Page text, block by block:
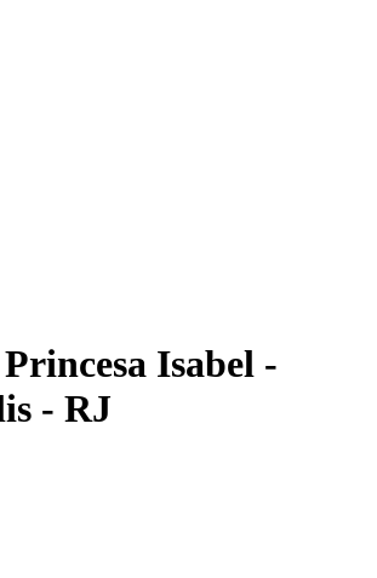
Isabel -
- RJ